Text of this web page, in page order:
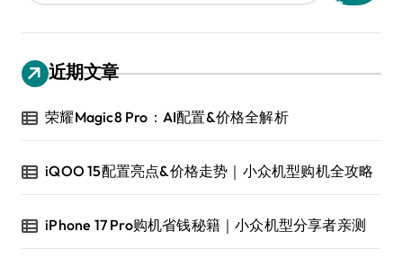
近期文章
荣耀Magic8 Pro：AI配置&价格全解析
iQOO 15配置亮点&价格走势｜小众机型购机全攻略
iPhone 17 Pro购机省钱秘籍｜小众机型分享者亲测